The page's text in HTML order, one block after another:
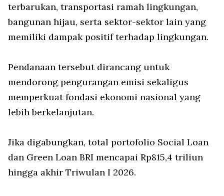
terbarukan, transportasi ramah lingkungan,
bangunan hijau, serta sektor-sektor lain yang
memiliki dampak positif terhadap lingkungan.
Pendanaan tersebut dirancang untuk
mendorong pengurangan emisi sekaligus
memperkuat fondasi ekonomi nasional yang
lebih berkelanjutan.
Jika digabungkan, total portofolio Social Loan
dan Green Loan BRI mencapai Rp815,4 triliun
hingga akhir Triwulan I 2026.